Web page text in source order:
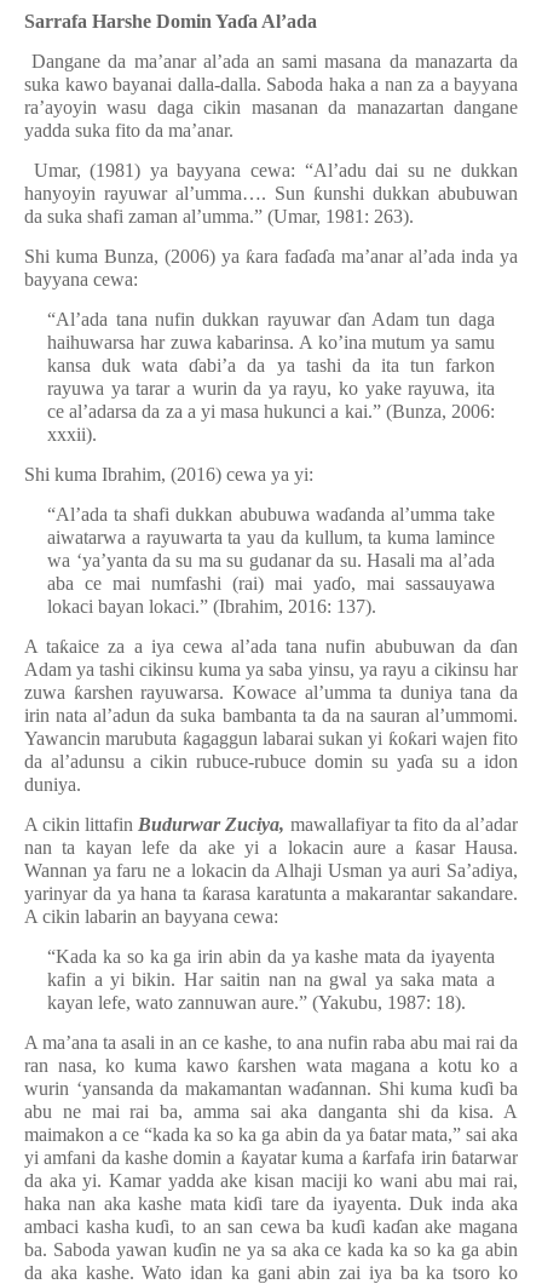
Sarrafa Harshe Domin Yaɗa Al’ada
Dangane da ma’anar al’ada an sami masana da manazarta da
suka kawo bayanai dalla-dalla. Saboda haka a nan za a bayyana
ra’ayoyin wasu daga cikin masanan da manazartan dangane
yadda suka fito da ma’anar.
Umar, (1981) ya bayyana cewa: “Al’adu dai su ne dukkan
hanyoyin rayuwar al’umma…. Sun ƙunshi dukkan abubuwan
da suka shafi zaman al’umma.” (Umar, 1981: 263).
Shi kuma Bunza, (2006) ya ƙara faɗaɗa ma’anar al’ada inda ya
bayyana cewa:
“Al’ada tana nufin dukkan rayuwar ɗan Adam tun daga
haihuwarsa har zuwa kabarinsa. A ko’ina mutum ya samu
kansa duk wataɗabi’a da ya tashi da ita tun farkon
rayuwa ya tarar a wurin da ya rayu, ko yake rayuwa, ita
ce al’adarsa da za a yi masa hukunci a kai.” (Bunza, 2006:
xxxii).
Shi kuma Ibrahim, (2016) cewa ya yi:
“Al’ada ta shafi dukkan abubuwa waɗanda al’umma take
aiwatarwa a rayuwarta ta yau da kullum, ta kuma lamince
wa ‘ya’yanta da su ma su gudanar da su. Hasali ma al’ada
aba ce mai numfashi (rai) mai yaɗo, mai sassauyawa
lokaci bayan lokaci.” (Ibrahim, 2016: 137).
A taƙaice za a iya cewa al’ada tana nufin abubuwan daɗan
Adam ya tashi cikinsu kuma ya saba yinsu, ya rayu a cikinsu har
zuwa ƙarshen rayuwarsa. Kowace al’umma ta duniya tana da
irin nata al’adun da suka bambanta ta da na sauran al’ummomi.
Yawancin marubuta ƙagaggun labarai sukan yi ƙoƙari wajen fito
da al’adunsu a cikin rubuce-rubuce domin su yaɗa su a idon
duniya.
A cikin littafin Budurwar Zuciya, mawallafiyar ta fito da al’adar
nan ta kayan lefe da ake yi a lokacin aure a ƙasar Hausa.
Wannan ya faru ne a lokacin da Alhaji Usman ya auri Sa’adiya,
yarinyar da ya hana ta ƙarasa karatunta a makarantar sakandare.
A cikin labarin an bayyana cewa:
“Kada ka so ka ga irin abin da ya kashe mata da iyayenta
kafin a yi bikin. Har saitin nan na gwal ya saka mata a
kayan lefe, wato zannuwan aure.” (Yakubu, 1987: 18).
A ma’ana ta asali in an ce kashe, to ana nufin raba abu mai rai da
ran nasa, ko kuma kawo ƙarshen wata magana a kotu ko a
wurin ‘yansanda da makamantan waɗannan. Shi kuma kuɗi ba
abu ne mai rai ba, amma sai aka danganta shi da kisa. A
maimakon a ce “kada ka so ka ga abin da ya ɓatar mata,” sai aka
yi amfani da kashe domin a ƙayatar kuma a ƙarfafa irin ɓatarwar
da aka yi. Kamar yadda ake kisan maciji ko wani abu mai rai,
haka nan aka kashe mata kiɗi tare da iyayenta. Duk inda aka
ambaci kasha kuɗi, to an san cewa ba kuɗi kaɗan ake magana
ba. Saboda yawan kuɗin ne ya sa aka ce kada ka so ka ga abin
da aka kashe. Wato idan ka gani abin zai iya ba ka tsoro ko